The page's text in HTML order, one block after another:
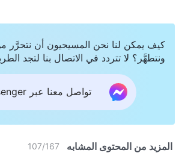
كيف يمكن لنا نحن المسيحيون أن نتحرَّر
ونتطهَّر؟ لا تتردد في الاتصال بنا لتجد
تواصل معنا عبر Messenger
المزيد من المحتوى المشابه 107/167